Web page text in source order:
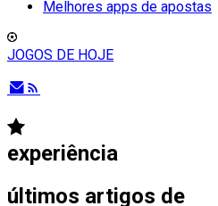
Melhores apps de apostas
JOGOS DE HOJE
experiência
últimos artigos de